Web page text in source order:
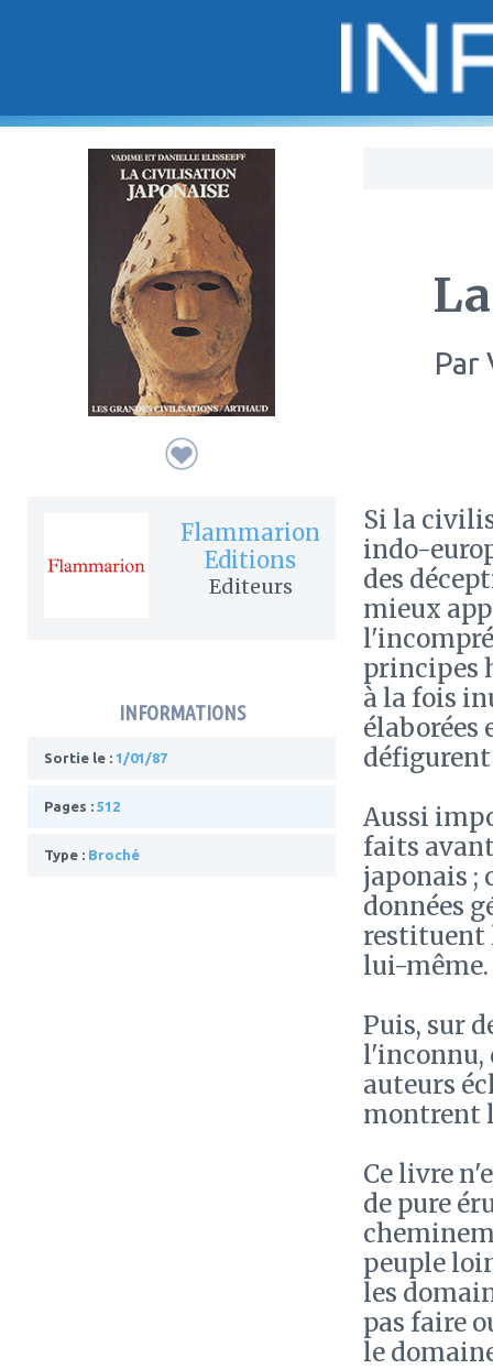
Flammarion
Editions
Editeurs
INFORMATIONS
Sortie le : 1/01/87
Pages : 512
Type : Broché
Par
Si la
indo-
des
mieux
principes
à la fois
élaborées
Aussi
faits
japonais ;
données
restituent
lui-même.
Puis, sur
l'inconnu,
auteurs
montrent
Ce livre
de pure
peuple
les
pas faire
le